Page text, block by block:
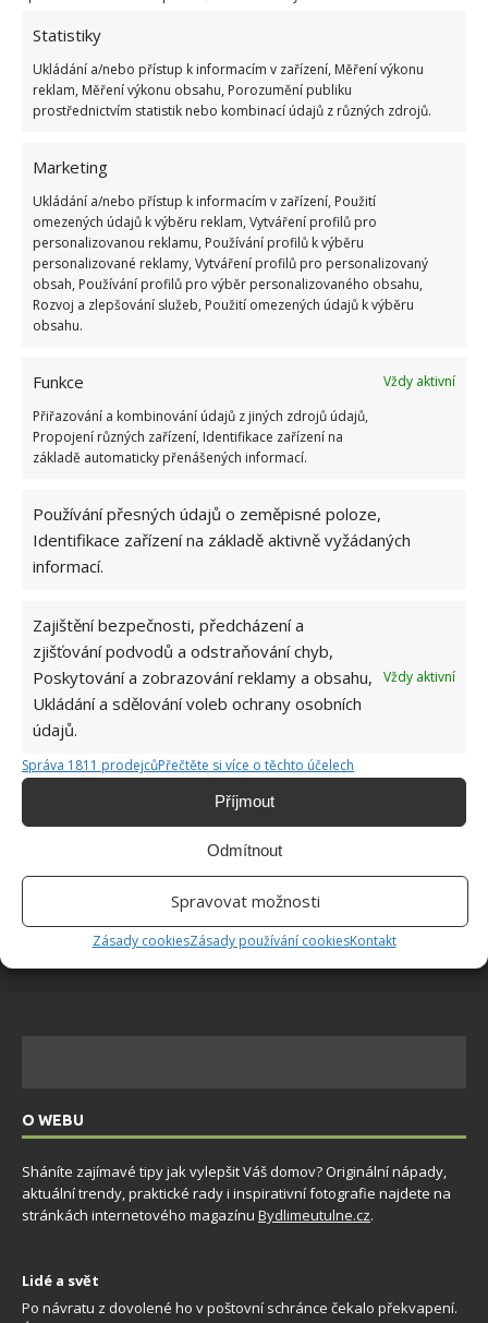
Statistiky
Ukládání a/nebo přístup k informacím v zařízení, Měření výkonu
reklam, Měření výkonu obsahu, Porozumění publiku
prostřednictvím statistik nebo kombinací údajů z různých zdrojů.
Marketing
Ukládání a/nebo přístup k informacím v zařízení, Použití
omezených údajů k výběru reklam, Vytváření profilů pro
personalizovanou reklamu, Používání profilů k výběru
personalizované reklamy, Vytváření profilů pro personalizovaný
obsah, Používání profilů pro výběr personalizovaného obsahu,
Rozvoj a zlepšování služeb, Použití omezených údajů k výběru
obsahu.
Funkce
Vždy aktivní
Přiřazování a kombinování údajů z jiných zdrojů údajů,
Propojení různých zařízení, Identifikace zařízení na
základě automaticky přenášených informací.
Používání přesných údajů o zeměpisné poloze,
Identifikace zařízení na základě aktivně vyžádaných
informací.
Zajištění bezpečnosti, předcházení a
zjišťování podvodů a odstraňování chyb,
Poskytování a zobrazování reklamy a obsahu,
Ukládání a sdělování voleb ochrany osobních
údajů.
Vždy aktivní
Správa 1811 prodejcůPřečtěte si více o těchto účelech
Příjmout
Odmítnout
Spravovat možnosti
Zásady cookiesZásady používání cookiesKontakt
1.6.2026
Kvíz na téma pionýrské tábory za socialismu:
Kdo je zažil, bez problému získá 12 ze 12 bodů
12.5.2026
komunismu: 10 retro otázek ukáže, kdo má
dobrý přehled
23.6.2026
Retro kvíz o oblíbených autech v dobách
ŽHAVÉ NOVINKY
náležitá péče. Díky tomuto triku si poradí i
začátečník
8.8.2026
voní
Repelenty z domácích zdrojů, které hmyz
doslova nenávidí: Díky této směsi se vyhnete i
zápachu
8.8.2026
O WEBU
Sháníte zajímavé tipy jak vylepšit Váš domov? Originální nápady,
aktuální trendy, praktické rady i inspirativní fotografie najdete na
stránkách internetového magazínu Bydlimeutulne.cz.
Lidé a svět
Po návratu z dovolené ho v poštovní schránce čekalo překvapení.